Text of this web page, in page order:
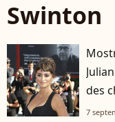
Swinton
des
7